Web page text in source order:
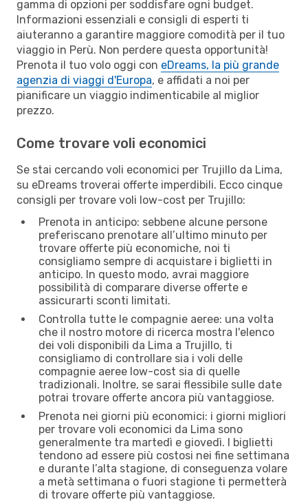
gamma di opzioni per soddisfare ogni budget.
Informazioni essenziali e consigli di esperti ti
aiuteranno a garantire maggiore comodità per il tuo
viaggio in Perù. Non perdere questa opportunità!
Prenota il tuo volo oggi con eDreams, la più grande
agenzia di viaggi d'Europa, e affidati a noi per
pianificare un viaggio indimenticabile al miglior
prezzo.
Come trovare voli economici
Se stai cercando voli economici per Trujillo da Lima,
su eDreams troverai offerte imperdibili. Ecco cinque
consigli per trovare voli low-cost per Trujillo:
Prenota in anticipo: sebbene alcune persone
preferiscano prenotare all’ultimo minuto per
trovare offerte più economiche, noi ti
consigliamo sempre di acquistare i biglietti in
anticipo. In questo modo, avrai maggiore
possibilità di comparare diverse offerte e
assicurarti sconti limitati.
Controlla tutte le compagnie aeree: una volta
che il nostro motore di ricerca mostra l'elenco
dei voli disponibili da Lima a Trujillo, ti
consigliamo di controllare sia i voli delle
compagnie aeree low-cost sia di quelle
tradizionali. Inoltre, se sarai flessibile sulle date
potrai trovare offerte ancora più vantaggiose.
Prenota nei giorni più economici: i giorni migliori
per trovare voli economici da Lima sono
generalmente tra martedì e giovedì. I biglietti
tendono ad essere più costosi nei fine settimana
e durante l’alta stagione, di conseguenza volare
a metà settimana o fuori stagione ti permetterà
di trovare offerte più vantaggiose.